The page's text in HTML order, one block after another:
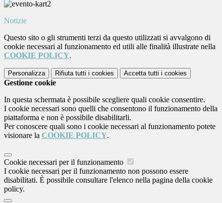
Notizie
Questo sito o gli strumenti terzi da questo utilizzati si avvalgono di
cookie necessari al funzionamento ed utili alle finalità illustrate nella
COOKIE POLICY.
Personalizza Rifiuta tutti i cookies Accetta tutti i cookies
Gestione cookie
In questa schermata è possibile scegliere quali cookie consentire.
I cookie necessari sono quelli che consentono il funzionamento della
piattaforma e non è possibile disabilitarli.
Per conoscere quali sono i cookie necessari al funzionamento potete
visionare la COOKIE POLICY.
Cookie necessari per il funzionamento
I cookie necessari per il funzionamento non possono essere
disabilitati. È possibile consultare l'elenco nella pagina della cookie
policy.